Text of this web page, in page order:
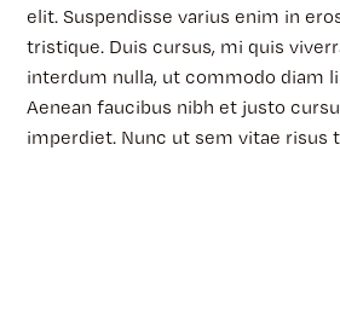
elit. Suspendisse varius enim in
tristique. Duis cursus, mi quis
interdum nulla, ut commodo diam
Aenean faucibus nibh et justo
imperdiet. Nunc ut sem vitae risus